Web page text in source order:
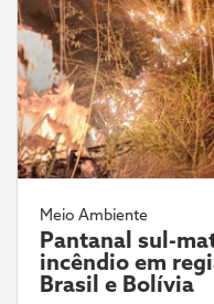
Meio Ambiente
Pantanal sul-
incêndio em
Brasil e Bolívia